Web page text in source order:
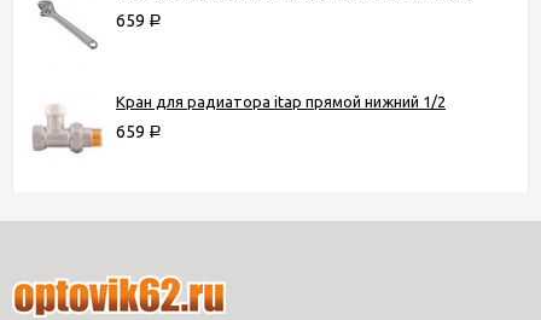
659 Р
Кран для радиатора itap прямой нижний 1/2
659 Р